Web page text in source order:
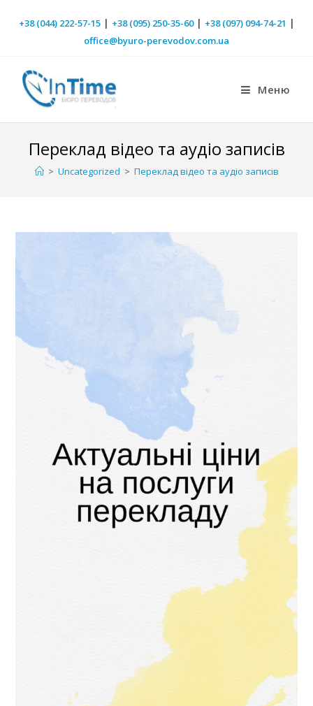
+38 (044) 222-57-15| +38 (095) 250-35-60| +38 (097) 094-74-21 |
office@byuro-perevodov.com.ua
Меню
Переклад відео та аудіо записів
> Uncategorized > Переклад відео та аудіо записів